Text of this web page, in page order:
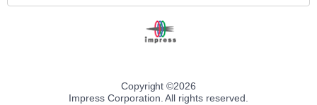
Copyright ©2026
Impress Corporation. All rights reserved.